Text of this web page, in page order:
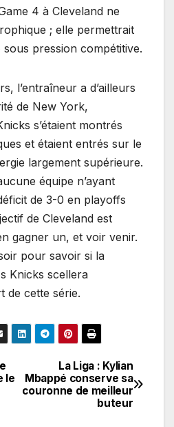
4 à Cleveland ne
; elle permettrait
pression compétitive.
l’entraîneur a d’ailleurs
de New York,
s’étaient montrés
et étaient entrés sur le
largement supérieure.
équipe n’ayant
de 3-0 en playoffs
de Cleveland est
gagner un, et voir venir.
pour savoir si la
Knicks scellera
de cette série.
La Liga : Kylian
Mbappé conserve sa
couronne de meilleur
buteur
le